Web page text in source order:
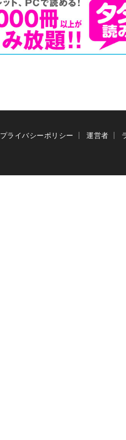
プライバシーポリシー 運営者